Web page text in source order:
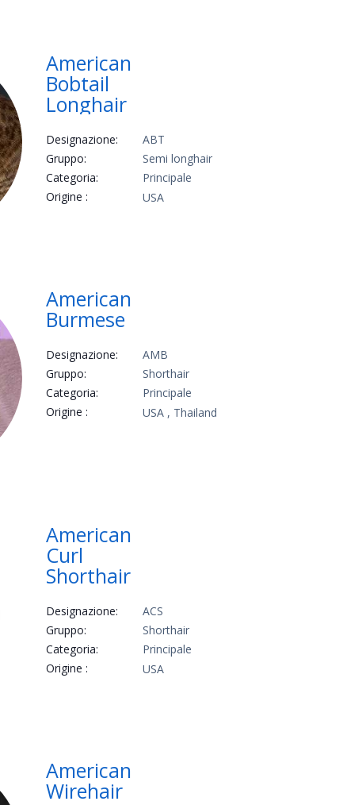
American
Bobtail
Longhair
Designazione:
ABT
Gruppo:
Semi longhair
Categoria:
Principale
Origine :
USA
American
Burmese
Designazione:
AMB
Gruppo:
Shorthair
Categoria:
Principale
Origine :
USA , Thailand
American
Curl
Shorthair
Designazione:
ACS
Gruppo:
Shorthair
Categoria:
Principale
Origine :
USA
American
Wirehair